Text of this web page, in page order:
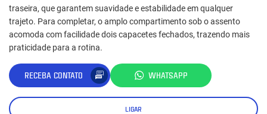
traseira, que garantem suavidade e estabilidade em qualquer
trajeto. Para completar, o amplo compartimento sob o assento
acomoda com facilidade dois capacetes fechados, trazendo mais
praticidade para a rotina.
RECEBA CONTATO WHATSAPP
LIGAR